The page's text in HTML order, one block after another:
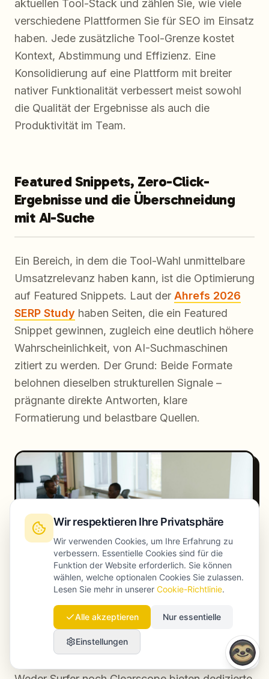
aktuellen Tool-Stack und zählen Sie, wie viele
verschiedene Plattformen Sie für SEO im Einsatz
haben. Jede zusätzliche Tool-Grenze kostet
Kontext, Abstimmung und Effizienz. Eine
Konsolidierung auf eine Plattform mit breiter
nativer Funktionalität verbessert meist sowohl
die Qualität der Ergebnisse als auch die
Produktivität im Team.
Featured Snippets, Zero-Click-
Ergebnisse und die Überschneidung
mit AI-Suche
Ein Bereich, in dem die Tool-Wahl unmittelbare
Umsatzrelevanz haben kann, ist die Optimierung
auf Featured Snippets. Laut der Ahrefs 2026
SERP Study haben Seiten, die ein Featured
Snippet gewinnen, zugleich eine deutlich höhere
Wahrscheinlichkeit, von AI-Suchmaschinen
zitiert zu werden. Der Grund: Beide Formate
belohnen dieselben strukturellen Signale –
prägnante direkte Antworten, klare
Formatierung und belastbare Quellen.
Launchmind vs Surfer vs Clearscope: a structured
comparison - Comparison
Wir respektieren Ihre Privatsphäre
Wir verwenden Cookies, um Ihre Erfahrung zu
verbessern. Essentielle Cookies sind für die
Funktion der Website erforderlich. Sie können
wählen, welche optionalen Cookies Sie zulassen.
Lesen Sie mehr in unserer Cookie-Richtlinie.
Alle akzeptieren Nur essentielle
Einstellungen